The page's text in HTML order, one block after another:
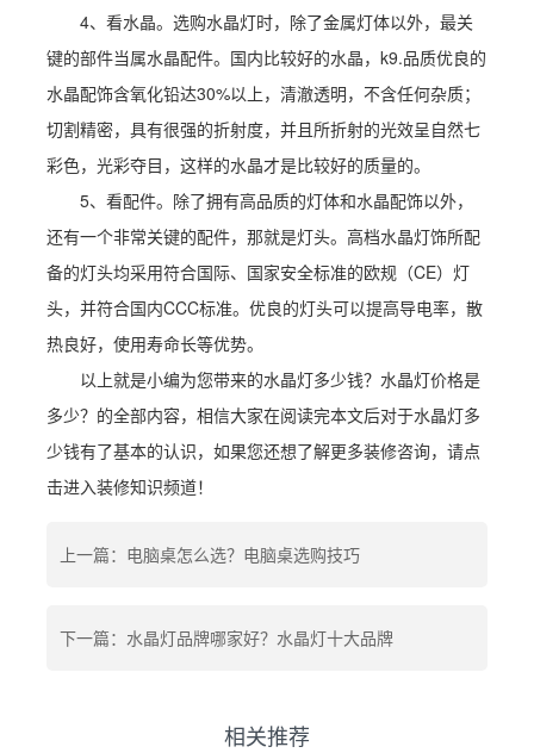
4、看水晶。选购水晶灯时，除了金属灯体以外，最关
键的部件当属水晶配件。国内比较好的水晶，k9.品质优良的
水晶配饰含氧化铅达30%以上，清澈透明，不含任何杂质；
切割精密，具有很强的折射度，并且所折射的光效呈自然七
彩色，光彩夺目，这样的水晶才是比较好的质量的。
5、看配件。除了拥有高品质的灯体和水晶配饰以外，
还有一个非常关键的配件，那就是灯头。高档水晶灯饰所配
备的灯头均采用符合国际、国家安全标准的欧规（CE）灯
头，并符合国内CCC标准。优良的灯头可以提高导电率，散
热良好，使用寿命长等优势。
以上就是小编为您带来的水晶灯多少钱？水晶灯价格是
多少？的全部内容，相信大家在阅读完本文后对于水晶灯多
少钱有了基本的认识，如果您还想了解更多装修咨询，请点
击进入装修知识频道！
上一篇：电脑桌怎么选？电脑桌选购技巧
下一篇：水晶灯品牌哪家好？水晶灯十大品牌
相关推荐